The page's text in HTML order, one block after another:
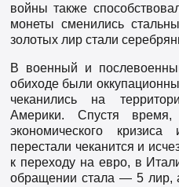
войны также
монеты сменились
золотых лир стали
В военный и
обиходе были
чеканились на
Америки. Спустя
экономического
перестали чеканится и
к переходу на евро, в
обращении стала — 5 лир,